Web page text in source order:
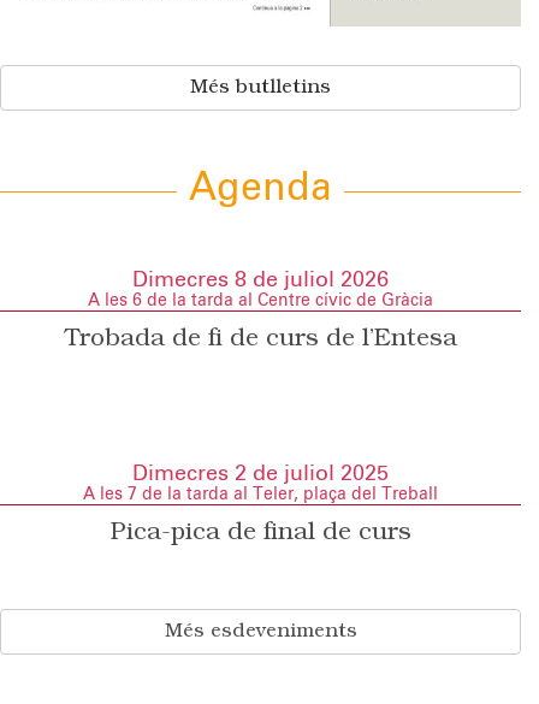
Més butlletins
Agenda
Dimecres 8 de juliol 2026
A les 6 de la tarda al Centre cívic de Gràcia
Trobada de fi de curs de l’Entesa
Dimecres 2 de juliol 2025
A les 7 de la tarda al Teler, plaça del Treball
Pica-pica de final de curs
Més esdeveniments